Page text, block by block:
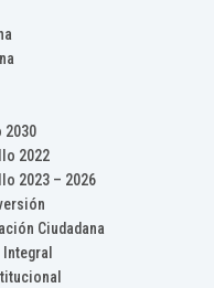
2030
2022
2023 – 2026
Ciudadana